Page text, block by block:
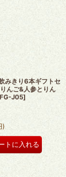
みきり6本ギフトセ
んご&人参とりん
J05]
)
トに入れる